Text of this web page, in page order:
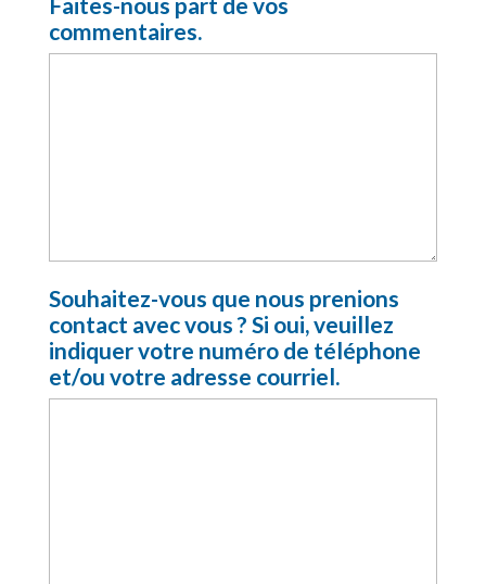
commentaires.
Souhaitez-vous que nous prenions
contact avec vous ? Si oui, veuillez
indiquer votre numéro de téléphone
et/ou votre adresse courriel.